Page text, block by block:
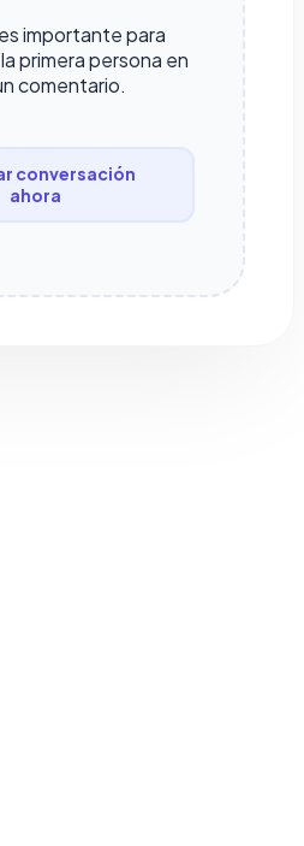
importante para
primera persona en
comentario.
conversación
ahora